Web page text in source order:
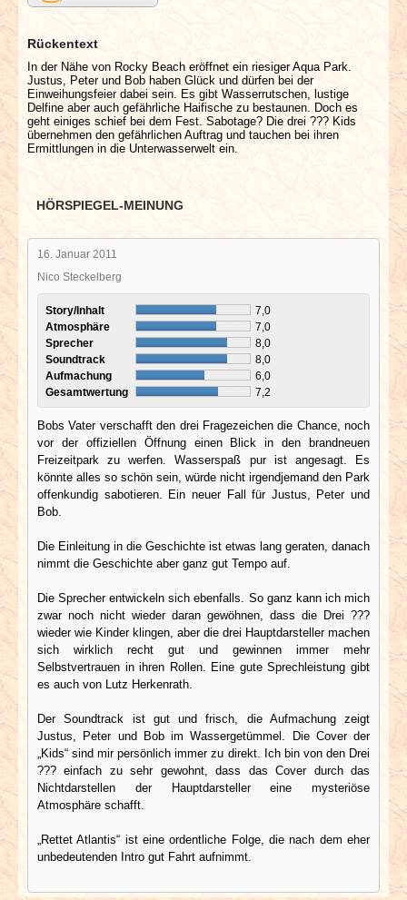
Rückentext
In der Nähe von Rocky Beach eröffnet ein riesiger Aqua Park.
Justus, Peter und Bob haben Glück und dürfen bei der
Einweihungsfeier dabei sein. Es gibt Wasserrutschen, lustige
Delfine aber auch gefährliche Haifische zu bestaunen. Doch es
geht einiges schief bei dem Fest. Sabotage? Die drei ??? Kids
übernehmen den gefährlichen Auftrag und tauchen bei ihren
Ermittlungen in die Unterwasserwelt ein.
HÖRSPIEGEL-MEINUNG
16. Januar 2011
Nico Steckelberg
Story/Inhalt
7,0
Atmosphäre
7,0
Sprecher
8,0
Soundtrack
8,0
Aufmachung
6,0
Gesamtwertung
7,2
Bobs Vater verschafft den drei Fragezeichen die Chance, noch
vor der offiziellen Öffnung einen Blick in den brandneuen
Freizeitpark zu werfen. Wasserspaß pur ist angesagt. Es
könnte alles so schön sein, würde nicht irgendjemand den Park
offenkundig sabotieren. Ein neuer Fall für Justus, Peter und
Bob.
Die Einleitung in die Geschichte ist etwas lang geraten, danach
nimmt die Geschichte aber ganz gut Tempo auf.
Die Sprecher entwickeln sich ebenfalls. So ganz kann ich mich
zwar noch nicht wieder daran gewöhnen, dass die Drei ???
wieder wie Kinder klingen, aber die drei Hauptdarsteller machen
sich wirklich recht gut und gewinnen immer mehr
Selbstvertrauen in ihren Rollen. Eine gute Sprechleistung gibt
es auch von Lutz Herkenrath.
Der Soundtrack ist gut und frisch, die Aufmachung zeigt
Justus, Peter und Bob im Wassergetümmel. Die Cover der
„Kids“ sind mir persönlich immer zu direkt. Ich bin von den Drei
??? einfach zu sehr gewohnt, dass das Cover durch das
Nichtdarstellen der Hauptdarsteller eine mysteriöse
Atmosphäre schafft.
„Rettet Atlantis“ ist eine ordentliche Folge, die nach dem eher
unbedeutenden Intro gut Fahrt aufnimmt.